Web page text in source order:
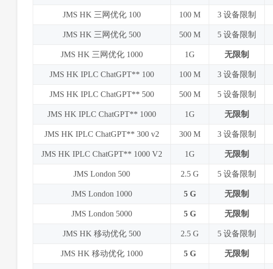
JMS HK 三网优化 100 100 M 3 设备限制
JMS HK 三网优化 500 500 M 5 设备限制
JMS HK 三网优化 1000 1G 无限制
JMS HK IPLC ChatGPT** 100 100 M 3 设备限制
JMS HK IPLC ChatGPT** 500 500 M 5 设备限制
JMS HK IPLC ChatGPT** 1000 1G 无限制
JMS HK IPLC ChatGPT** 300 v2 300 M 3 设备限制
JMS HK IPLC ChatGPT** 1000 V2 1G 无限制
JMS London 500 2.5 G 5 设备限制
JMS London 1000 5 G 无限制
JMS London 5000 5 G 无限制
JMS HK 移动优化 500 2.5 G 5 设备限制
JMS HK 移动优化 1000 5 G 无限制